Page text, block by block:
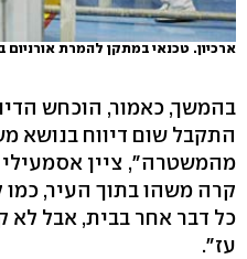
ארכיון. טכנאי במתקן להמרת אורניום
בהמשך, כאמור, הוכחש
התקבל שום דיווח בנושא
מהמשטרה", ציין אסמעילי
קרה משהו בתוך העיר, כמו
כל דבר אחר בבית, אבל לא
עז".